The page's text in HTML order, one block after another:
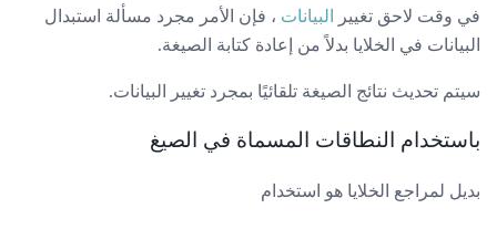
في وقت لاحق تغيير البيانات ، فإن الأمر مجرد مسألة استبدال
البيانات في الخلايا بدلاً من إعادة كتابة الصيغة.
سيتم تحديث نتائج الصيغة تلقائيًا بمجرد تغيير البيانات.
باستخدام النطاقات المسماة في الصيغ
بديل لمراجع الخلايا هو استخدام